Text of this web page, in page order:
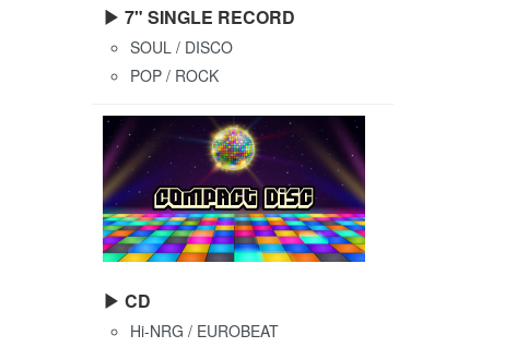
▶ 7" SINGLE RECORD
SOUL / DISCO
POP / ROCK
▶ CD
Hi-NRG / EUROBEAT